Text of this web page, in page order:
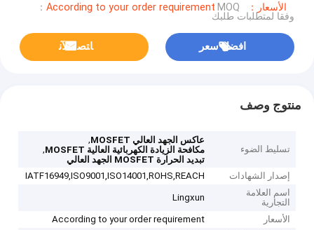
الأسعار：According to your order requirement MOQ：
وفقا لمتطلبات طلبك
افضل سعر ﺎﺘﺼﻟ ﺍﻶﻧ
منتوج وصف
تسليط الضوء
عاكس الجهد العالي MOSFET
,
مكافحة الزيادة الكهربائية العالية MOSFET
,
تبديد الحرارة MOSFET الجهد العالي
إصدار الشهادات
IATF16949,ISO9001,ISO14001,ROHS,REACH
اسم العلامة
التجارية
Lingxun
الأسعار
According to your order requirement